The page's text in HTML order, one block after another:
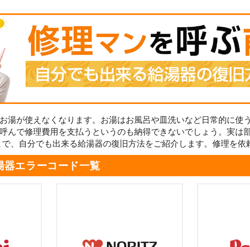
湯が使えなくなります。お湯はお風呂や皿洗いなど日常的に
んで修理費用を支払うというのも納得できないでしょう。実
、自分でも出来る給湯器の復旧方法をご紹介します。修理を依
器エラーコード一覧